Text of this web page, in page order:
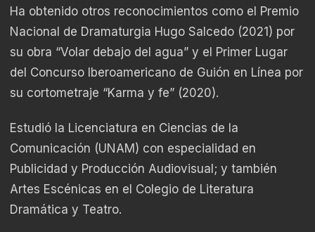
Ha obtenido otros reconocimientos como el Premio
Nacional de Dramaturgia Hugo Salcedo (2021) por
su obra “Volar debajo del agua” y el Primer Lugar
del Concurso Iberoamericano de Guión en Línea por
su cortometraje “Karma y fe” (2020).
Estudió la Licenciatura en Ciencias de la
Comunicación (UNAM) con especialidad en
Publicidad y Producción Audiovisual; y también
Artes Escénicas en el Colegio de Literatura
Dramática y Teatro.